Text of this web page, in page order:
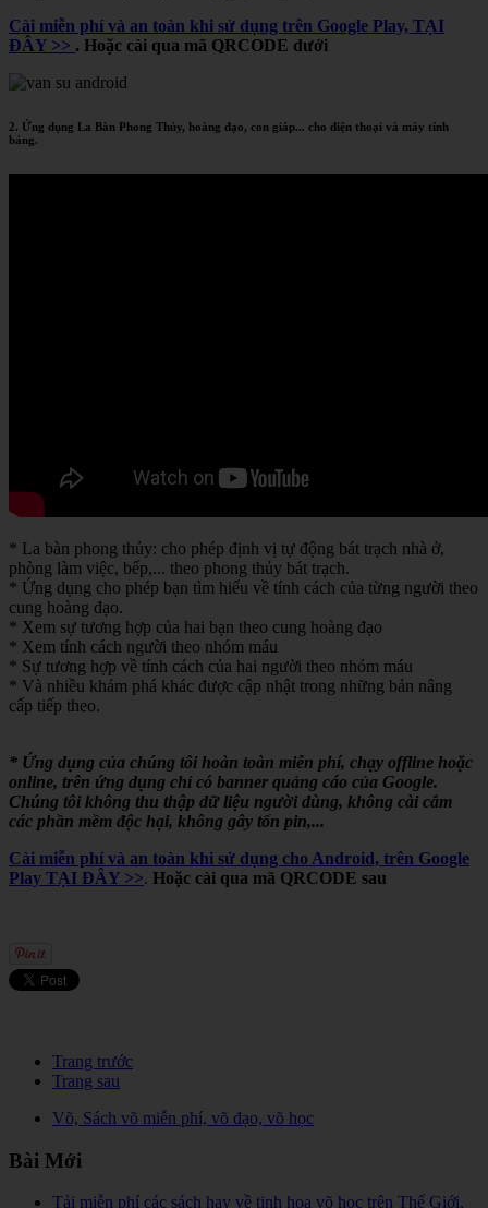
Cài miễn phí và an toàn khi sử dụng trên Google Play, TẠI
ĐÂY >> . Hoặc cài qua mã QRCODE dưới
2. Ứng dụng La Bàn Phong Thủy, hoàng đạo, con giáp... cho điện thoại và máy tính
bảng.
* La bàn phong thủy: cho phép định vị tự động bát trạch nhà ở,
phòng làm việc, bếp,... theo phong thủy bát trạch.
* Ứng dụng cho phép bạn tìm hiểu về tính cách của từng người theo
cung hoàng đạo.
* Xem sự tương hợp của hai bạn theo cung hoàng đạo
* Xem tính cách người theo nhóm máu
* Sự tương hợp về tính cách của hai người theo nhóm máu
* Và nhiều khám phá khác được cập nhật trong những bản nâng
cấp tiếp theo.
* Ứng dụng của chúng tôi hoàn toàn miễn phí, chạy offline hoặc
online, trên ứng dụng chỉ có banner quảng cáo của Google.
Chúng tôi không thu thập dữ liệu người dùng, không cài cắm
các phần mềm độc hại, không gây tốn pin,...
Cài miễn phí và an toàn khi sử dụng cho Android, trên Google
Play TẠI ĐÂY >>. Hoặc cài qua mã QRCODE sau
Trang trước
Trang sau
Võ, Sách võ miễn phí, võ đạo, võ học
Bài Mới
Tải miễn phí các sách hay về tinh hoa võ học trên Thế Giới,